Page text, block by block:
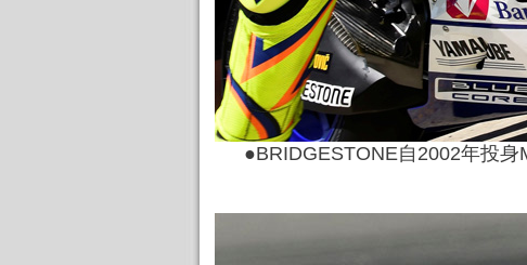
●BRIDGESTONE自2002年投